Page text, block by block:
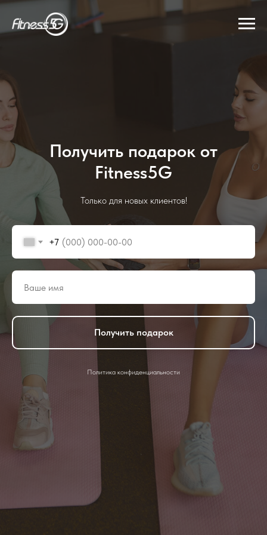
Получить подарок от
Fitness5G
Только для новых клиентов!
+7
Получить подарок
Политика конфиденциальности